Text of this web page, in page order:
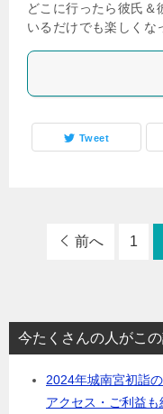
どこに行ったら彼氏＆
いるだけでも楽しく
Tweet
前へ 1
今たくさんの人がこ
2024年城南宮初詣
アクセス・ご利益も